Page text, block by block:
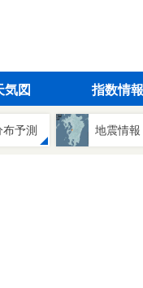
気図 指数情報
予測 地震情報